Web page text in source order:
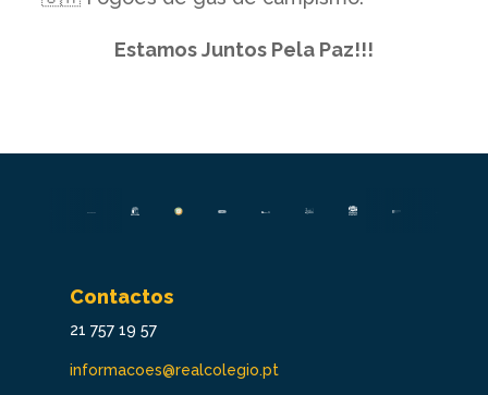
Estamos Juntos Pela Paz!!!
Contactos
21 757 19 57
informacoes@realcolegio.pt